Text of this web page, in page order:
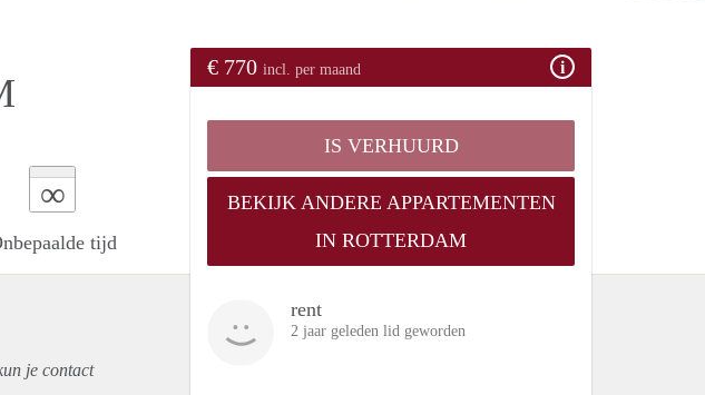
∞
tijd
€ 770 incl. per maand
IS VERHUURD
BEKIJK ANDERE APPARTEMENTEN
IN ROTTERDAM
rent
2 jaar geleden lid geworden
je contact